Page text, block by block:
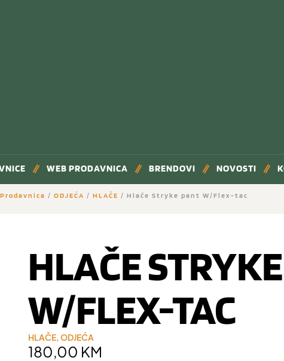
WEB PRODAVNICA BRENDOVI NOVOSTI
/ ODJEĆA / HLAČE / Hlače Stryke pant W/Flex-tac
HLAČE
W/FLEX-TAC
HLAČE,ODJEĆA
180,00 KM